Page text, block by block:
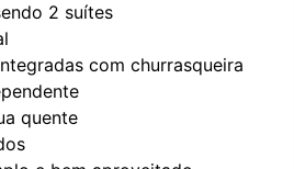
2 suítes
com churrasqueira
quente